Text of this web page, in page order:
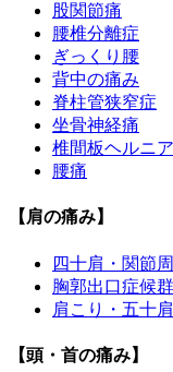
股関節痛
腰椎分離症
ぎっくり腰
背中の痛み
脊柱管狭窄症
坐骨神経痛
椎間板ヘルニア
腰痛
【肩の痛み】
四十肩・関節
胸郭出口症候群
肩こり・五十肩
【頭・首の痛み】